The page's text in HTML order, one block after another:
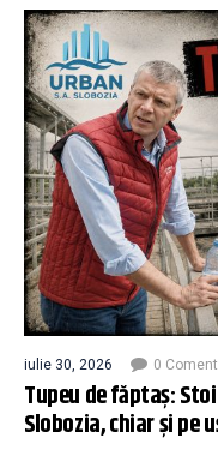
iulie 30, 2026 0
Tupeu de făptaș:
Slobozia, chiar și pe